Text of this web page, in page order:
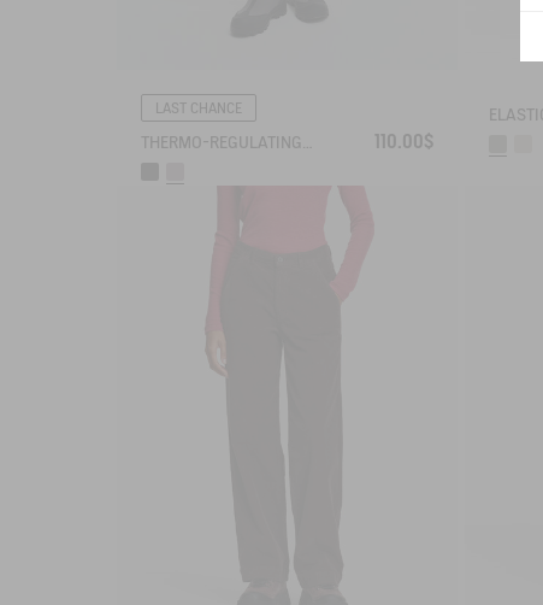
LAST CHANCE
THERMO-REGULATING LEGGING 110.00$